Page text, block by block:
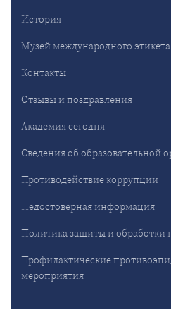
История
Музей международного
Контакты
Отзывы и поздравления
Академия сегодня
Сведения об образовательной
Противодействие коррупции
Недостоверная информация
Политика защиты и обработки
Профилактические
мероприятия